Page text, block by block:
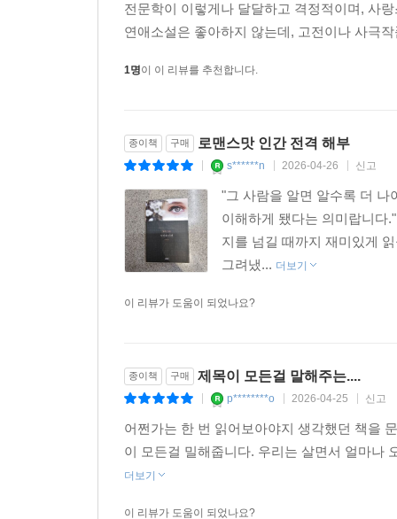
전문학이 이렇게나 달달하고 격정적이며, 사
연애소설은 좋아하지 않는데, 고전이나 사극
1명이 이 리뷰를 추천합니다.
종이책 구매 로맨스맛 인간 전격 해부
s******n 2026-04-26 신고
"그 사람을 알면 알수록 더 나
이해하게 됐다는 의미랍니다
지를 넘길 때까지 재미있게
그려냈... 더보기
이 리뷰가 도움이 되었나요?
종이책 구매 제목이 모든걸 말해주는....
p********o 2026-04-25 신고
어쩐가는 한 번 읽어보아야지 생각했던 책을
이 모든걸 밀해줍니다. 우리는 살면서 얼마나
더보기
이 리뷰가 도움이 되었나요?